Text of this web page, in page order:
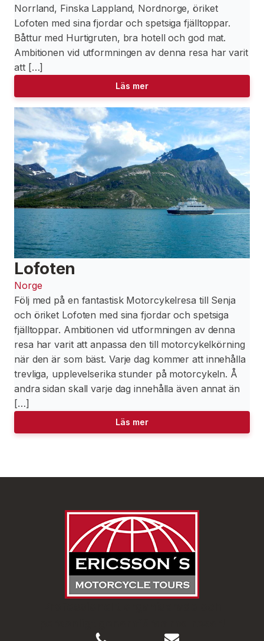
Norrland, Finska Lappland, Nordnorge, öriket
Lofoten med sina fjordar och spetsiga fjälltoppar.
Båttur med Hurtigruten, bra hotell och god mat.
Ambitionen vid utformningen av denna resa har varit
att […]
Läs mer
Lofoten
Norge
Följ med på en fantastisk Motorcykelresa till Senja
och öriket Lofoten med sina fjordar och spetsiga
fjälltoppar. Ambitionen vid utformningen av denna
resa har varit att anpassa den till motorcykelkörning
när den är som bäst. Varje dag kommer att innehålla
trevliga, upplevelserika stunder på motorcykeln. Å
andra sidan skall varje dag innehålla även annat än
[…]
Läs mer